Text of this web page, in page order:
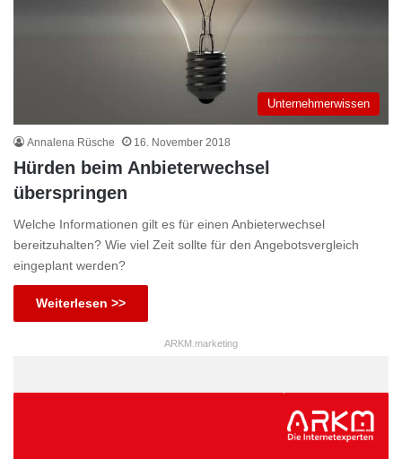
Unternehmerwissen
Annalena Rüsche 16. November 2018
Hürden beim Anbieterwechsel
überspringen
Welche Informationen gilt es für einen Anbieterwechsel
bereitzuhalten? Wie viel Zeit sollte für den Angebotsvergleich
eingeplant werden?
Weiterlesen >>
ARKM.marketing